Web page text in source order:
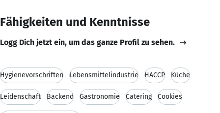
Fähigkeiten und Kenntnisse
Logg Dich jetzt ein, um das ganze Profil zu sehen.
Hygienevorschriften Lebensmittelindustrie HACCP Küche
Leidenschaft Backend Gastronomie Catering Cookies